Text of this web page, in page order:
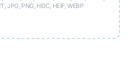
JPG, PNG, HEIC, HEIF, WEBP